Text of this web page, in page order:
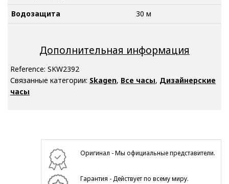
Водозащита
30 м
Дополнительная информация
Reference: SKW2392
Связанные категории: Skagen, Все часы, Дизайнерские
часы
Оригинал - Мы официальные представители.
Гарантия - Действует по всему миру.